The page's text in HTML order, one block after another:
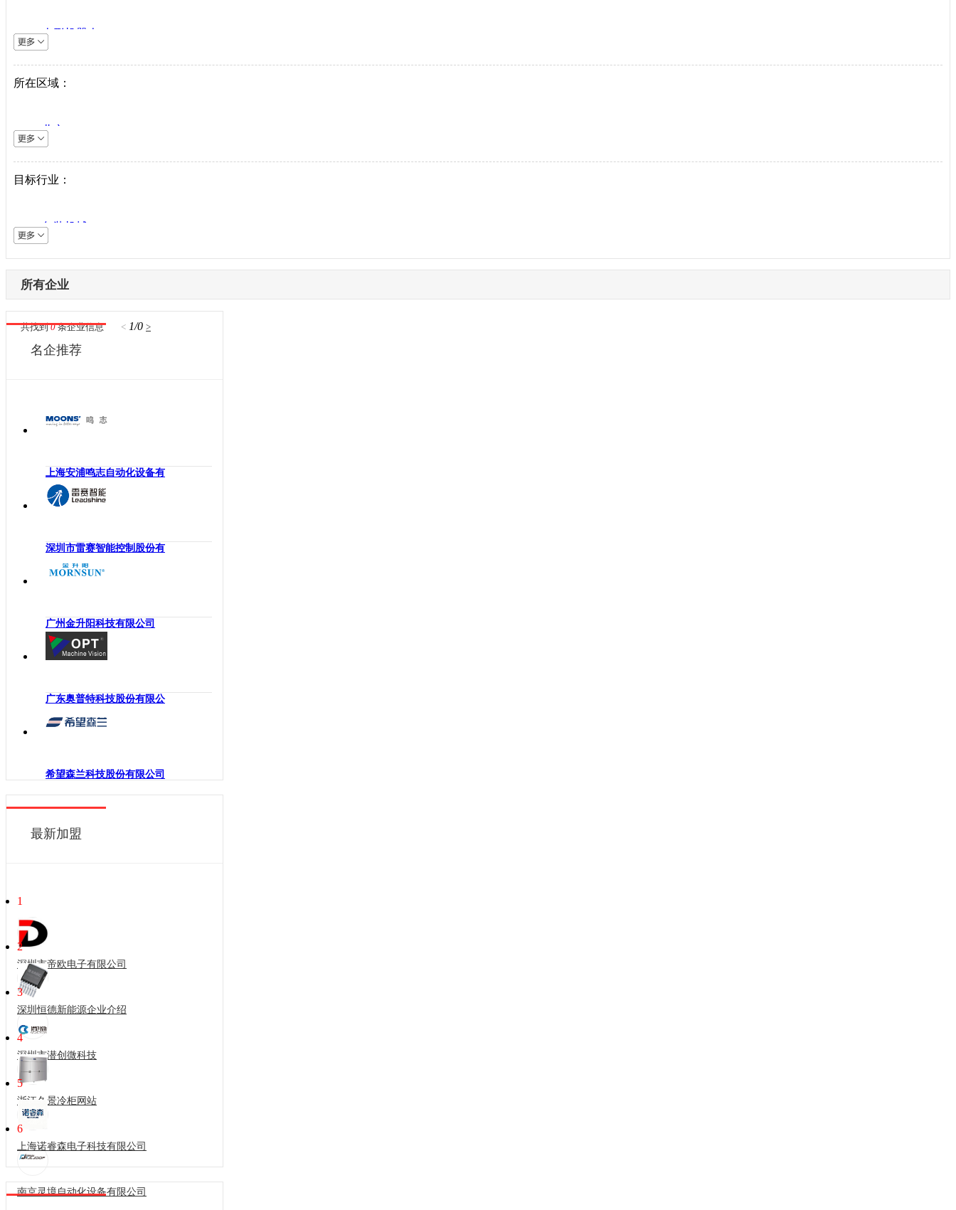
系统集成商
人形机器人
逆变器
机床设备
直驱驱动器
工业机器人
伺服电机
中低压变频器
工业以太网
激光设备
其他机械设备
机器视觉
高压变频器
伺服驱动器
电气连接
传感器
运动控制
低压电器
工业交换机
机械传动
工业通讯
机柜
执行机构
电力电子
工业电机
所在区域：
北京
上海
天津
山西
内蒙古
辽宁
吉林
黑龙江
江苏
江西
河南
湖北
广西
海南
贵州
云南
西藏
甘肃
青海
新疆
澳门
台湾
目标行业：
包装机械
采矿机械
电子制造
纺织机械
供水处理
轨道交通
机床工具
起重机械
风电光伏
烟草机械
印刷机械
物流仓储
所有企业
共找到 0 条企业信息 < 1/0 >
名企推荐
上海安浦鸣志自动化设备有
深圳市雷赛智能控制股份有
广州金升阳科技有限公司
广东奥普特科技股份有限公
希望森兰科技股份有限公司
最新加盟
1
深圳市帝欧电子有限公司
2
深圳恒德新能源企业介绍
3
深圳市潜创微科技
4
浙江久景冷柜网站
5
上海诺睿森电子科技有限公司
6
南京灵境自动化设备有限公司